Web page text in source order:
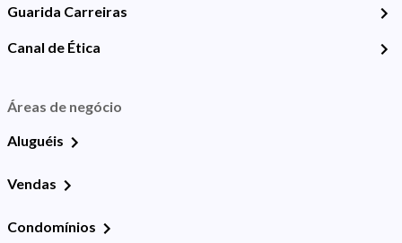
Guarida Carreiras
Canal de Ética
Áreas de negócio
Aluguéis
Vendas
Condomínios